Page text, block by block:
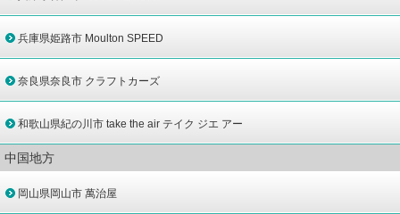
兵庫県姫路市 Moulton SPEED
奈良県奈良市 クラフトカーズ
和歌山県紀の川市 take the air テイク ジエ アー
中国地方
岡山県岡山市 萬治屋